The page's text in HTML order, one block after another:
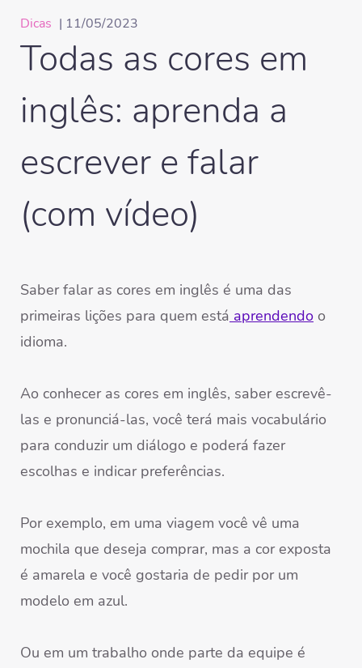
Dicas | 11/05/2023
Todas as cores em
inglês: aprenda a
escrever e falar
(com vídeo)
Saber falar as cores em inglês é uma das
primeiras lições para quem está aprendendo o
idioma.
Ao conhecer as cores em inglês, saber escrevê-
las e pronunciá-las, você terá mais vocabulário
para conduzir um diálogo e poderá fazer
escolhas e indicar preferências.
Por exemplo, em uma viagem você vê uma
mochila que deseja comprar, mas a cor exposta
é amarela e você gostaria de pedir por um
modelo em azul.
Ou em um trabalho onde parte da equipe é